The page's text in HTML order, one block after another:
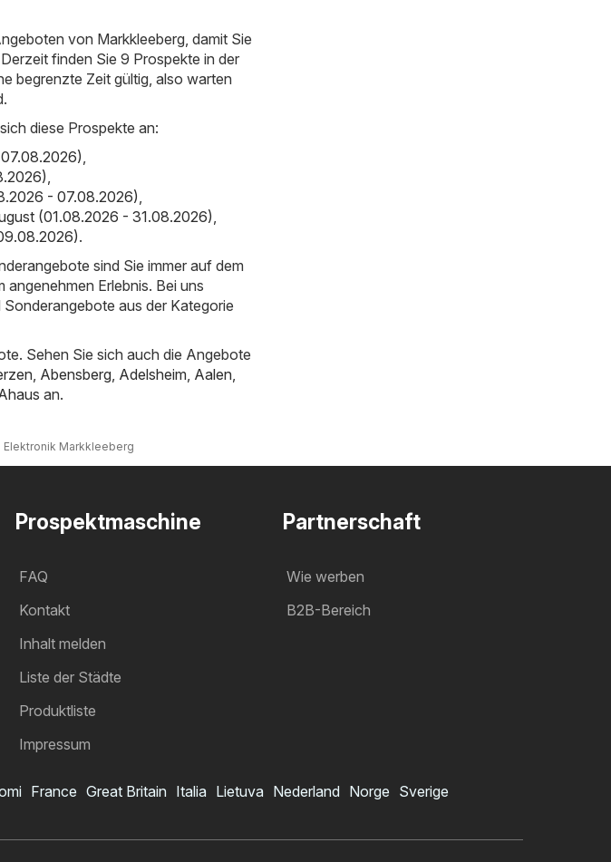
von Markkleeberg, damit Sie
finden Sie 9 Prospekte in der
begrenzte Zeit gültig, also warten
diese Prospekte an:
- 07.08.2026)
(01.08.2026 - 31.08.2026)
.
sind Sie immer auf dem
Erlebnis. Bei uns
aus der Kategorie
Sehen Sie sich auch die Angebote
Abensberg Adelsheim Aalen
an.
Elektronik Markkleeberg
Prospektmaschine
FAQ
Kontakt
Inhalt melden
Liste der Städte
Produktliste
Impressum
Partnerschaft
Wie werben
B2B-Bereich
France Great Britain Italia Lietuva Nederland Norge Sverige